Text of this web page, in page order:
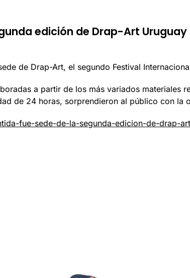
edición de Drap-Art Uruguay
de Drap-Art, el segundo Festival
a partir de los más variados materiales
de 24 horas, sorprendieron al público con
fue-sede-de-la-segunda-edicion-de-drap-